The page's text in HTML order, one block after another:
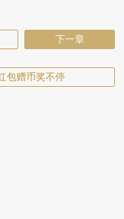
下一章
包赠币奖不停